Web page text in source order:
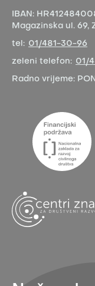
IBAN:
Magazinska ul. 69,
tel: 01/481-30-96
zeleni telefon: 01/
Radno vrijeme: